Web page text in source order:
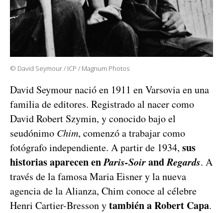
© David Seymour / ICP / Magnum Photos
David Seymour nació en 1911 en Varsovia en una
familia de editores. Registrado al nacer como
David Robert Szymin, y conocido bajo el
seudónimo Chim, comenzó a trabajar como
fotógrafo independiente. A partir de 1934, sus
historias aparecen enParis-SoirandRegards. A
través de la famosa Maria Eisner y la nueva
agencia de la Alianza, Chim conoce al célebre
Henri Cartier-Bresson ytambién a Robert Capa.